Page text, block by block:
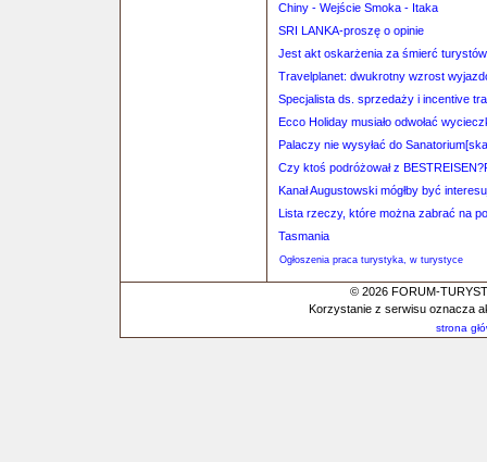
Chiny - Wejście Smoka - Itaka
SRI LANKA-proszę o opinie
Jest akt oskarżenia za śmierć turystów
Travelplanet: dwukrotny wzrost
Specjalista ds. sprzedaży i incentive
Ecco Holiday musiało odwołać
Palaczy nie wysyłać do
Czy ktoś podróżował z
Kanał Augustowski mógłby być
Lista rzeczy, które można zabrać na
Tasmania
Ogłoszenia praca turystyka, w turystyce
© 2026 FORUM-
Korzystanie z serwisu oznacza
strona